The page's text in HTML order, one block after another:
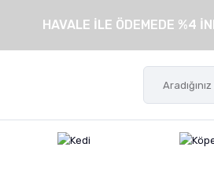
HAVALE İLE ÖDEMEDE %4